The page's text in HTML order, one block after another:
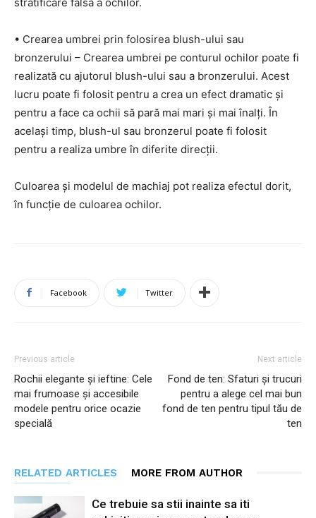
• Crearea umbrei prin folosirea blush-ului sau
bronzerului – Crearea umbrei pe conturul ochilor poate fi
realizată cu ajutorul blush-ului sau a bronzerului. Acest
lucru poate fi folosit pentru a crea un efect dramatic și
pentru a face ca ochii să pară mai mari și mai înalți. În
același timp, blush-ul sau bronzerul poate fi folosit
pentru a realiza umbre în diferite direcții.
Culoarea și modelul de machiaj pot realiza efectul dorit,
în funcție de culoarea ochilor.
Facebook Twitter
Previous article
Rochii elegante și ieftine: Cele
mai frumoase și accesibile
modele pentru orice ocazie
specială
Next article
Fond de ten: Sfaturi și trucuri
pentru a alege cel mai bun
fond de ten pentru tipul tău de
ten
RELATED ARTICLES MORE FROM AUTHOR
Ce trebuie sa stii inainte sa iti